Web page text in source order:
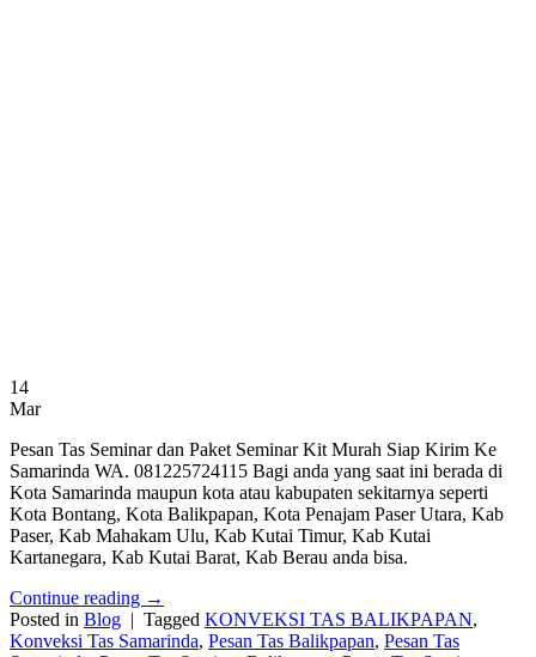
14
Mar
Pesan Tas Seminar dan Paket Seminar Kit Murah Siap Kirim Ke
Samarinda WA. 081225724115 Bagi anda yang saat ini berada di
Kota Samarinda maupun kota atau kabupaten sekitarnya seperti
Kota Bontang, Kota Balikpapan, Kota Penajam Paser Utara, Kab
Paser, Kab Mahakam Ulu, Kab Kutai Timur, Kab Kutai
Kartanegara, Kab Kutai Barat, Kab Berau anda bisa.
Continue reading →
Posted in Blog | Tagged KONVEKSI TAS BALIKPAPAN,
Konveksi Tas Samarinda, Pesan Tas Balikpapan, Pesan Tas